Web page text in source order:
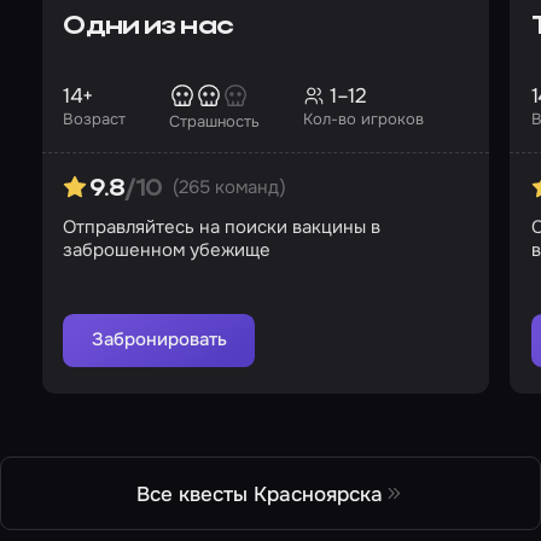
Одни из нас
Возраст
14+
Страшность Кол-во игроков
1–12
9.8/10 (265 команд)
Отправляйтесь на поиски вакцины в
заброшенном убежище
Забронировать
Все квесты Красноярска